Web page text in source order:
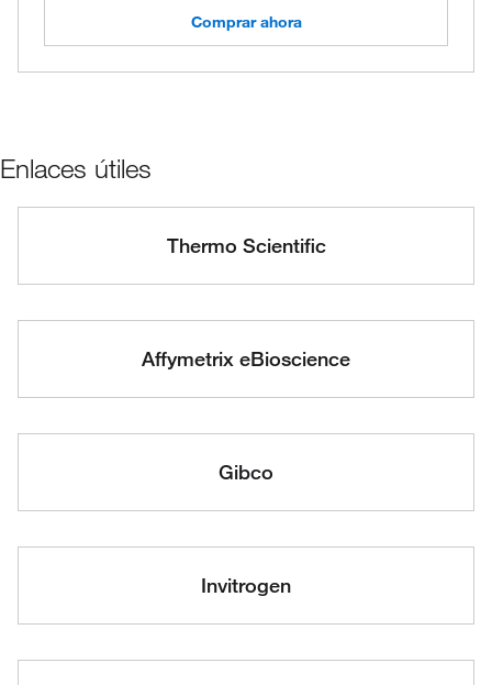
Comprar ahora
Enlaces útiles
Thermo Scientific
Affymetrix eBioscience
Gibco
Invitrogen